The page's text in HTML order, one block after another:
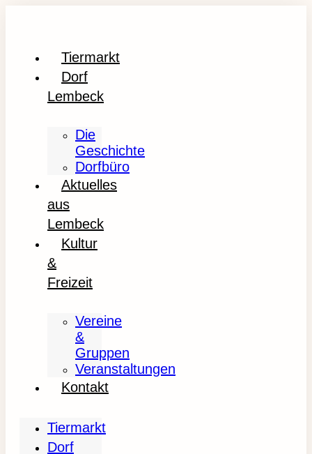
Tiermarkt
Dorf
Lembeck
Die
Geschichte
Dorfbüro
Aktuelles
aus
Lembeck
Kultur
&
Freizeit
Vereine
&
Gruppen
Veranstaltungen
Kontakt
Tiermarkt
Dorf